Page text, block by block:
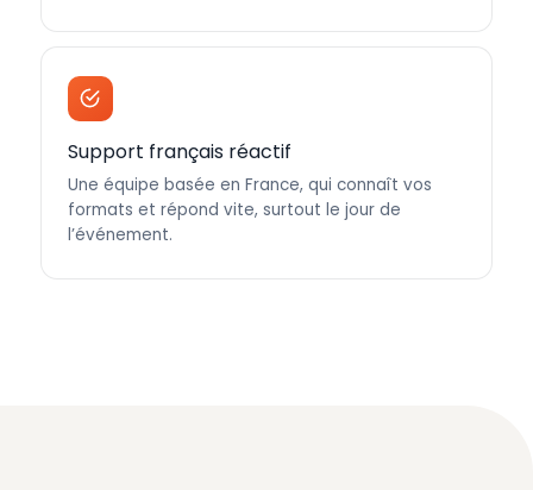
Support français réactif
Une équipe basée en France, qui connaît vos
formats et répond vite, surtout le jour de
l’événement.